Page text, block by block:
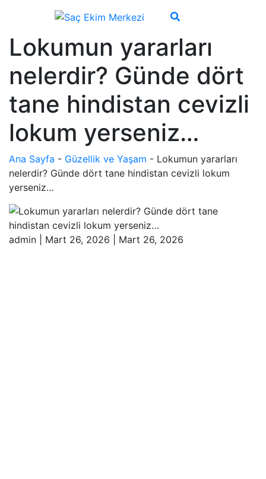
Lokumun yararları
nelerdir? Günde dört
tane hindistan cevizli
lokum yerseniz…
Ana Sayfa - Güzellik ve Yaşam - Lokumun yararları
nelerdir? Günde dört tane hindistan cevizli lokum
yerseniz…
admin Mart 26, 2026 Mart 26, 2026